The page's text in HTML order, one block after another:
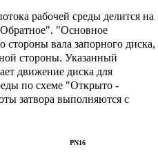
рабочей среды делится на
"Основное
стороны вала запорного диска,
стороны. Указанный
движение диска для
по схеме "Открыто -
затвора выполняются с
PN16